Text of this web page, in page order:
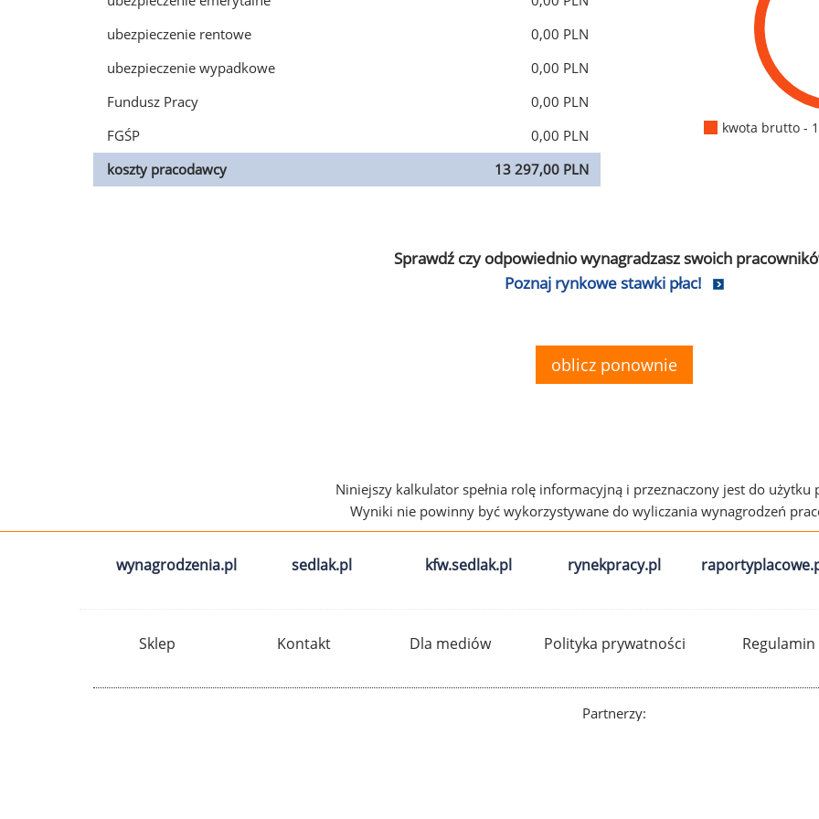
ubezpieczenie rentowe
0,00 PLN
ubezpieczenie wypadkowe
0,00 PLN
Fundusz Pracy
0,00 PLN
FGŚP
0,00 PLN
koszty pracodawcy
13 297,00 PLN
kwota brutto -
Sprawdź czy odpowiednio wynagradzasz swoich
Poznaj rynkowe stawki płac!
oblicz ponownie
Niniejszy kalkulator spełnia rolę informacyjną i przeznaczony jest do użytku
Wyniki nie powinny być wykorzystywane do wyliczania wynagrodzeń
wynagrodzenia.pl sedlak.pl kfw.sedlak.pl rynekpracy.pl
Sklep Kontakt Dla mediów Polityka prywatności Regulamin
Partnerzy: